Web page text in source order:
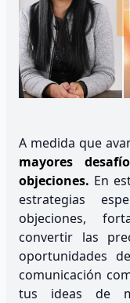
A medida que
mayores
objeciones. En
estrategias
objeciones,
convertir las
oportunidades
comunicación
tus ideas de